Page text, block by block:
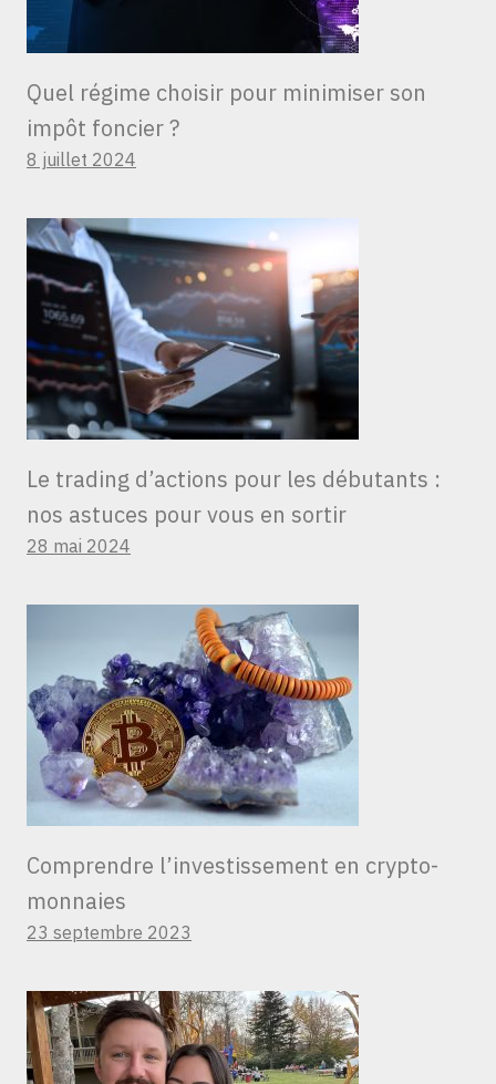
Quel régime choisir pour minimiser son
impôt foncier ?
8 juillet 2024
Le trading d’actions pour les débutants :
nos astuces pour vous en sortir
28 mai 2024
Comprendre l’investissement en crypto-
monnaies
23 septembre 2023